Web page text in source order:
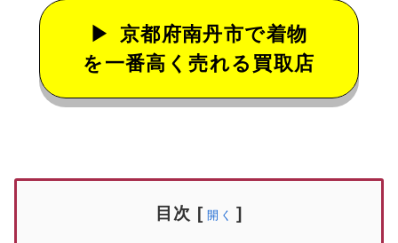
京都府南丹市で着物
を一番高く売れる買取店
目次 [ 開く ]